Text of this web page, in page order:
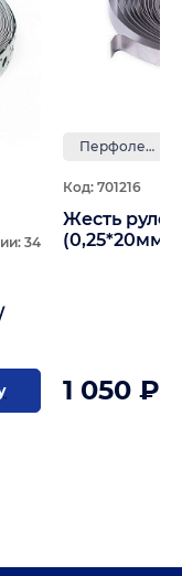
34
Перфолента
Код: 701216
Жесть
1 050 ₽